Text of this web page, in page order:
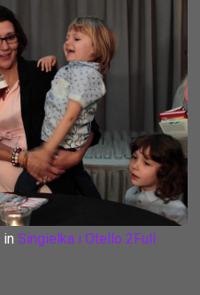
in Singielka i Otello 2Full